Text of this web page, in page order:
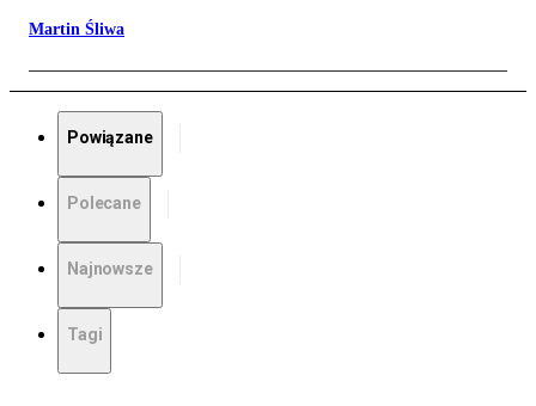
Martin Śliwa
Powiązane
Polecane
Najnowsze
Tagi